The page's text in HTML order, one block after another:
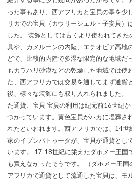
った事もあり、西アフリカと宝貝の事を少
リカでの宝貝（カウリーシェル・子安貝）
した。 装飾としては古くより使われてき
具や、カメルーンの内陸、エチオピア高地
どで、比較的内陸で多湿な限定的な地域だ
もカラハリ砂漠などの乾燥した地域では使
た、西アフリカでは交易を通してまず通貨
後、様々な装飾にも取り入れられました
た通貨、宝貝 宝貝の利用は紀元前16世紀
つかっています。黄色宝貝がハカに埋葬さ
れたといわれます。西アフリカでは、14世
家のイブンバトゥータが、宝貝が通貨とし
います。 17-18世紀に栄えたダホメー王国
も買えなかったそうです。 （ダホメー王
アフリカで通貨として流通した宝貝は、モ